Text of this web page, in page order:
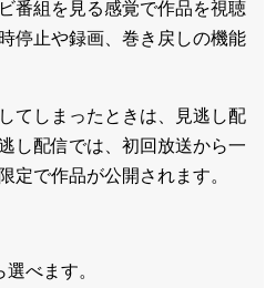
番組を見る感覚で作品を視聴
停止や録画、巻き戻しの機能
てしまったときは、見逃し配
し配信では、初回放送から一
定で作品が公開されます。
べます。